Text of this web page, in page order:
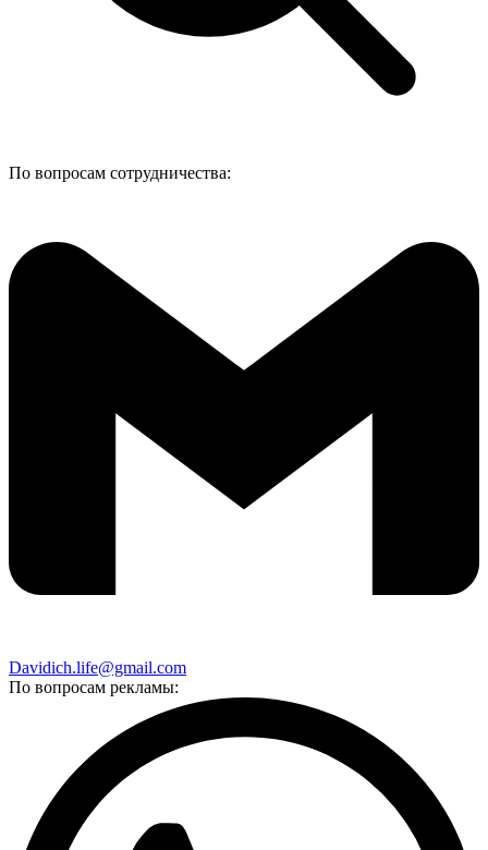
По вопросам сотрудничества:
Davidich.life@gmail.com
По вопросам рекламы: